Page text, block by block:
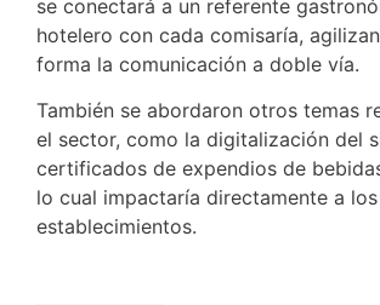
se conectará a un referente
hotelero con cada comisaría,
forma la comunicación a doble vía.
También se abordaron otros temas
el sector, como la digitalización del
certificados de expendios de
lo cual impactaría directamente a los
establecimientos.